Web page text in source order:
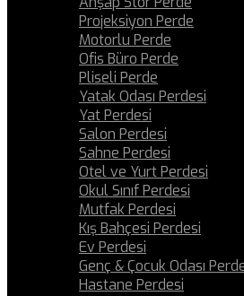
Projeksiyon Perde
Motorlu Perde
Ofis Büro Perde
Pliseli Perde
Yatak Odası Perdesi
Yat Perdesi
Salon Perdesi
Sahne Perdesi
Otel ve Yurt Perdesi
Okul Sınıf Perdesi
Mutfak Perdesi
Kış Bahçesi Perdesi
Ev Perdesi
Genç & Çocuk Odası
Hastane Perdesi